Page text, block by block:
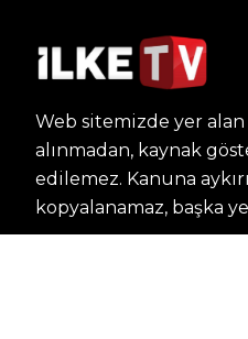
Web sitemizde yer
alınmadan, kaynak
edilemez. Kanuna
kopyalanamaz, başka